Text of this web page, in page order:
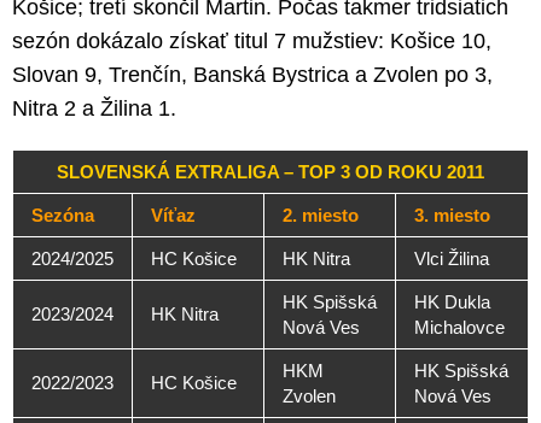
Košice; tretí skončil Martin. Počas takmer tridsiatich
sezón dokázalo získať titul 7 mužstiev: Košice 10,
Slovan 9, Trenčín, Banská Bystrica a Zvolen po 3,
Nitra 2 a Žilina 1.
SLOVENSKÁ EXTRALIGA – TOP 3 OD ROKU 2011
Sezóna Víťaz 2. miesto 3. miesto
2024/2025 HC Košice HK Nitra Vlci Žilina
2023/2024 HK Nitra
HK Spišská
Nová Ves
HK Dukla
Michalovce
2022/2023 HC Košice
HKM
Zvolen
HK Spišská
Nová Ves